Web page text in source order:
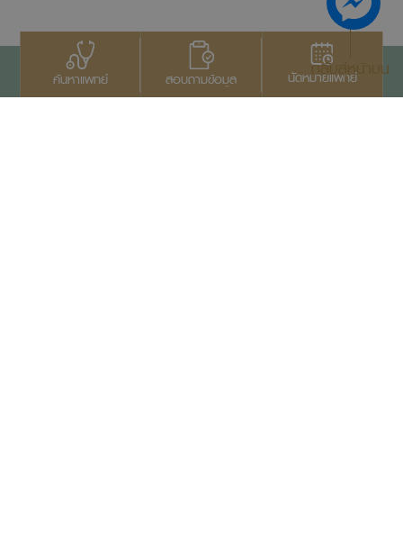
ค้นหาแพทย์ สอบถามข้อมูล นัดหมายแพทย์
กลับสู่หน้าบน